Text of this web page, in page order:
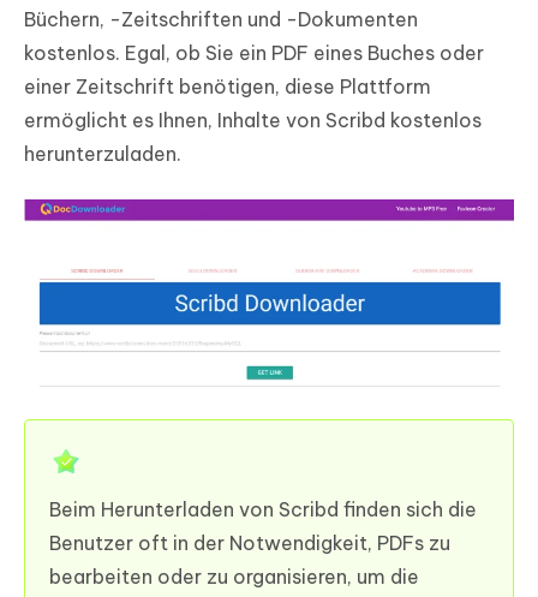
Büchern, -Zeitschriften und -Dokumenten
kostenlos. Egal, ob Sie ein PDF eines Buches oder
einer Zeitschrift benötigen, diese Plattform
ermöglicht es Ihnen, Inhalte von Scribd kostenlos
herunterzuladen.
Beim Herunterladen von Scribd finden sich die
Benutzer oft in der Notwendigkeit, PDFs zu
bearbeiten oder zu organisieren, um die